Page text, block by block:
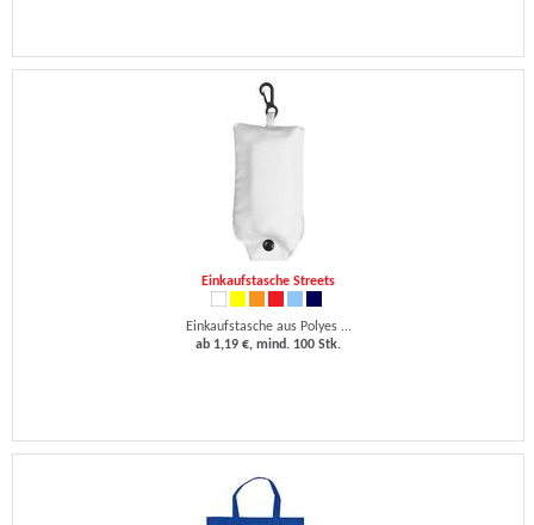
Einkaufstasche Streets
Einkaufstasche aus Polyes ...
ab 1,19 €, mind. 100 Stk.